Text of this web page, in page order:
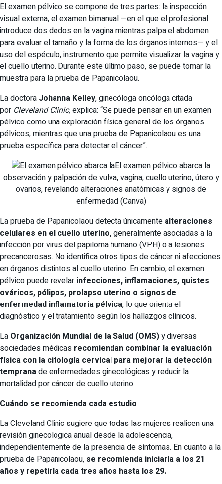
El examen pélvico se compone de tres partes: la inspección
visual externa, el examen bimanual —en el que el profesional
introduce dos dedos en la vagina mientras palpa el abdomen
para evaluar el tamaño y la forma de los órganos internos— y el
uso del espéculo, instrumento que permite visualizar la vagina y
el cuello uterino. Durante este último paso, se puede tomar la
muestra para la prueba de Papanicolaou.
La doctora Johanna Kelley, ginecóloga oncóloga citada
por Cleveland Clinic,explica: “Se puede pensar en un examen
pélvico como una exploración física general de los órganos
pélvicos, mientras que una prueba de Papanicolaou es una
prueba específica para detectar el cáncer”.
El examen pélvico abarca la
observación y palpación de vulva, vagina, cuello uterino, útero y
ovarios, revelando alteraciones anatómicas y signos de
enfermedad (Canva)
La prueba de Papanicolaou detecta únicamente alteraciones
celulares en el cuello uterino,generalmente asociadas a la
infección por virus del papiloma humano (VPH) o a lesiones
precancerosas. No identifica otros tipos de cáncer ni afecciones
en órganos distintos al cuello uterino. En cambio, el examen
pélvico puede revelar infecciones, inflamaciones, quistes
ováricos, pólipos, prolapso uterino o signos de
enfermedad inflamatoria pélvica, lo que orienta el
diagnóstico y el tratamiento según los hallazgos clínicos.
La Organización Mundial de la Salud (OMS)y diversas
sociedades médicas recomiendan combinar la evaluación
física con la citología cervical para mejorar la detección
tempranade enfermedades ginecológicas y reducir la
mortalidad por cáncer de cuello uterino.
Cuándo se recomienda cada estudio
La Cleveland Clinic sugiere que todas las mujeres realicen una
revisión ginecológica anual desde la adolescencia,
independientemente de la presencia de síntomas. En cuanto a la
prueba de Papanicolaou, se recomienda iniciarla a los 21
años y repetirla cada tres años hasta los 29.